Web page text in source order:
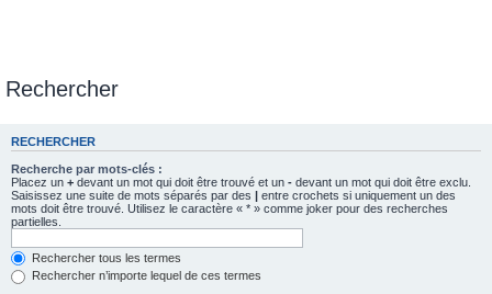
Rechercher
RECHERCHER
Recherche par mots-clés :
Placez un + devant un mot qui doit être trouvé et un - devant un mot qui doit être exclu.
Saisissez une suite de mots séparés par des | entre crochets si uniquement un des
mots doit être trouvé. Utilisez le caractère « * » comme joker pour des recherches
partielles.
Rechercher tous les termes
Rechercher n’importe lequel de ces termes